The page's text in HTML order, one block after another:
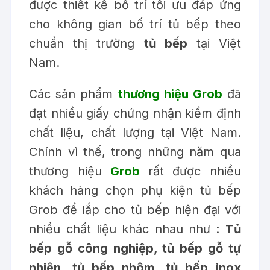
được thiết kế bố trí tối ưu đáp ứng
cho không gian bố trí tủ bếp theo
chuẩn thị trường tủ bếp tại Việt
Nam.
Các sản phẩm thương hiệu Grob đã
đạt nhiều giấy chứng nhận kiểm định
chất liệu, chất lượng tại Việt Nam.
Chính vì thế, trong những năm qua
thương hiệu Grob rất được nhiều
khách hàng chọn phụ kiện tủ bếp
Grob để lắp cho tủ bếp hiện đại với
nhiều chất liệu khác nhau như : Tủ
bếp gỗ công nghiệp, tủ bếp gỗ tự